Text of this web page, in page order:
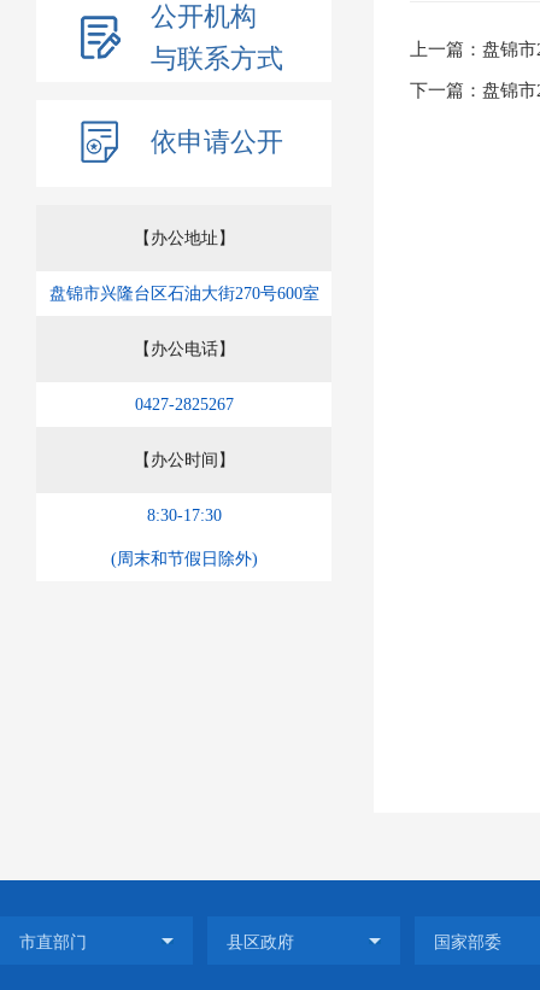
公开机构
与联系方式
依申请公开
【办公地址】
盘锦市兴隆台区石油大街270号600室
【办公电话】
0427-2825267
【办公时间】
8:30-17:30
(周末和节假日除外)
上一篇：盘锦
下一篇：盘锦